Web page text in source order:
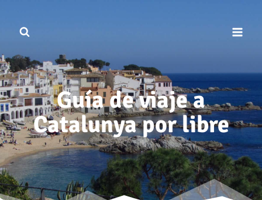
contenido
Guía de viaje a
Catalunya por libre